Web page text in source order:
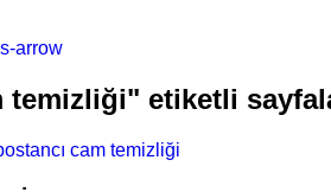
temizliği" etiketli
cam temizliği